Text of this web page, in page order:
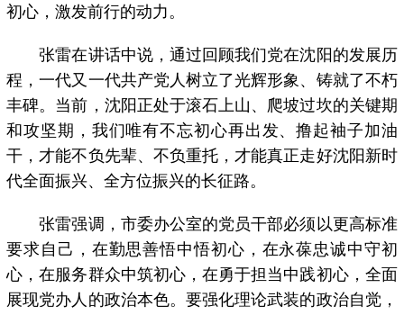
初心，激发前行的动力。
张雷在讲话中说，通过回顾我们党在沈阳的发展历
程，一代又一代共产党人树立了光辉形象、铸就了不朽
丰碑。当前，沈阳正处于滚石上山、爬坡过坎的关键期
和攻坚期，我们唯有不忘初心再出发、撸起袖子加油
干，才能不负先辈、不负重托，才能真正走好沈阳新时
代全面振兴、全方位振兴的长征路。
张雷强调，市委办公室的党员干部必须以更高标准
要求自己，在勤思善悟中悟初心，在永葆忠诚中守初
心，在服务群众中筑初心，在勇于担当中践初心，全面
展现党办人的政治本色。要强化理论武装的政治自觉，